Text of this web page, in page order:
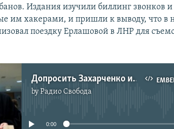
Издания изучили биллинг звонков
им хакерами, и пришли к выводу, что в
поездку Ерлашовой в ЛНР для
Допросить Захарченко и других мертвых. Игорь Бурдыга - о стратегии защиты на суде по делу о крушении рейса MH17
byРадио Свобода
No media source currently available
0:00